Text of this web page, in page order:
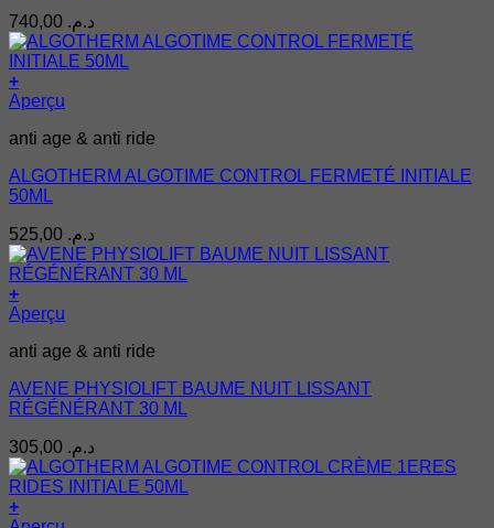
د.م.
+
Aperçu
anti age & anti ride
ALGOTHERM ALGOTIME CONTROL FERMETÉ INITIALE
50ML
د.م.
+
Aperçu
anti age & anti ride
AVENE PHYSIOLIFT BAUME NUIT LISSANT
RÉGÉNÉRANT 30 ML
د.م.
+